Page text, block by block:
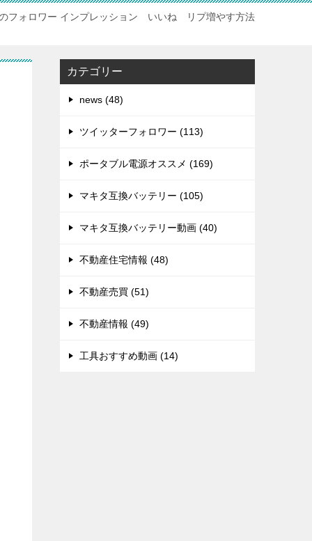
フォロワー インプレッション いいね リプ増やす方法
カテゴリー
news (48)
ツイッターフォロワー (113)
ポータブル電源オススメ (169)
マキタ互換バッテリー (105)
マキタ互換バッテリー動画 (40)
不動産住宅情報 (48)
不動産売買 (51)
不動産情報 (49)
工具おすすめ動画 (14)